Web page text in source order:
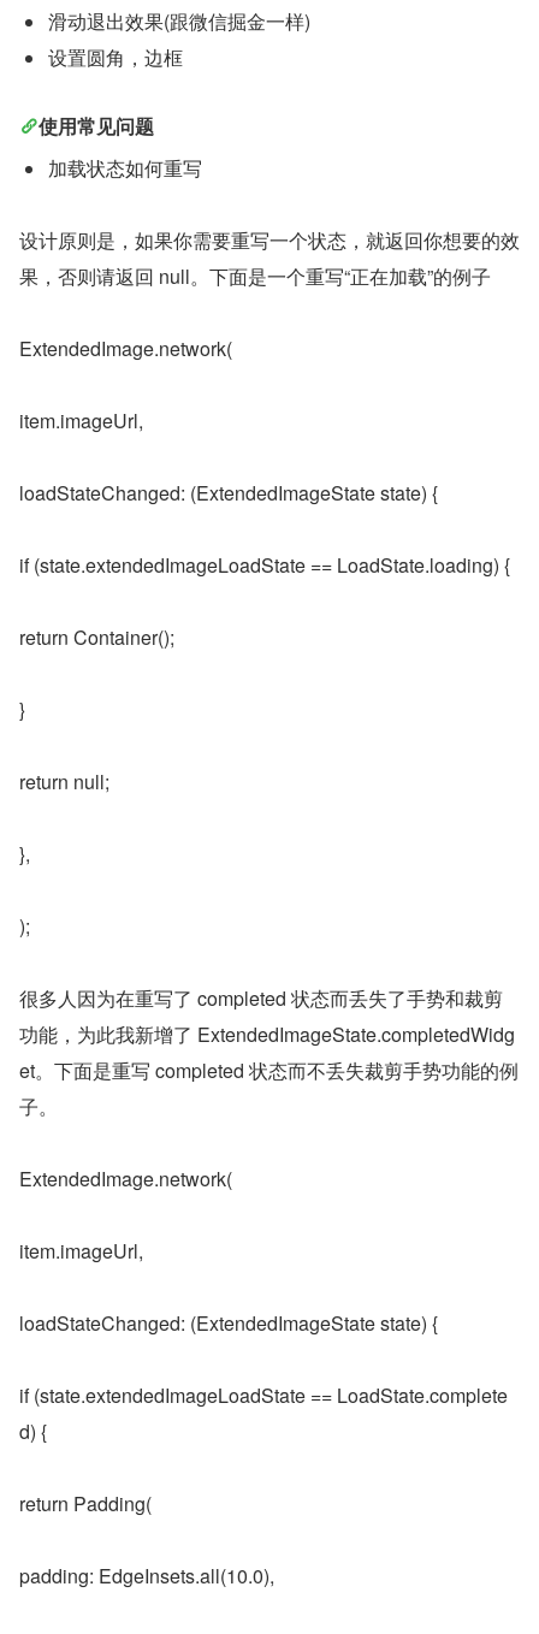
滑动退出效果(跟微信掘金一样)
设置圆角，边框
使用常见问题
加载状态如何重写
设计原则是，如果你需要重写一个状态，就返回你想要的效
果，否则请返回 null。下面是一个重写“正在加载”的例子
ExtendedImage.network(
item.imageUrl,
loadStateChanged: (ExtendedImageState state) {
if (state.extendedImageLoadState == LoadState.loading) {
return Container();
}
return null;
},
);
很多人因为在重写了 completed 状态而丢失了手势和裁剪
功能，为此我新增了 ExtendedImageState.completedWidg
et。下面是重写 completed 状态而不丢失裁剪手势功能的例
子。
ExtendedImage.network(
item.imageUrl,
loadStateChanged: (ExtendedImageState state) {
if (state.extendedImageLoadState == LoadState.complete
d) {
return Padding(
padding: EdgeInsets.all(10.0),